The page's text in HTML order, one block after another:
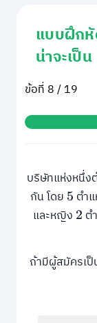
แบบฝึกหั
น่าจะเป็น
ข้อที่ 8 / 19
บริษัทแห่งหนึ่
กัน โดย 5 ตำ
และหญิง 2 ต
ถ้ามีผู้สมัครเ